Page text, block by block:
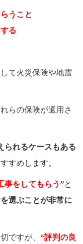
うこと
る
て火災保険や地震
らの保険が適用さ
られるケースもある
すめします。
事をしてもらう”と
選ぶことが非常に
ですが、 “評判の良